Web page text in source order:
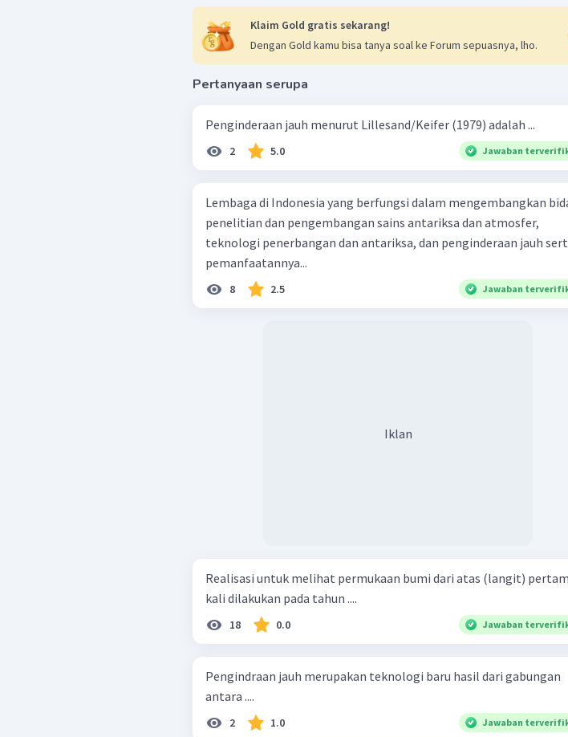
Klaim Gold gratis sekarang!
Dengan Gold kamu bisa tanya soal ke Forum sepuasnya, lho.
Pertanyaan serupa
Penginderaan jauh menurut Lillesand/Keifer (1979) adalah ...
2 5.0 Jawaban
Lembaga di Indonesia yang berfungsi dalam mengembangkan
penelitian dan pengembangan sains antariksa dan atmosfer,
teknologi penerbangan dan antariksa, dan penginderaan jauh
pemanfaatannya...
8 2.5 Jawaban
Iklan
Realisasi untuk melihat permukaan bumi dari atas (langit)
kali dilakukan pada tahun ....
18 0.0 Jawaban
Pengindraan jauh merupakan teknologi baru hasil dari gabungan
antara ....
2 1.0 Jawaban